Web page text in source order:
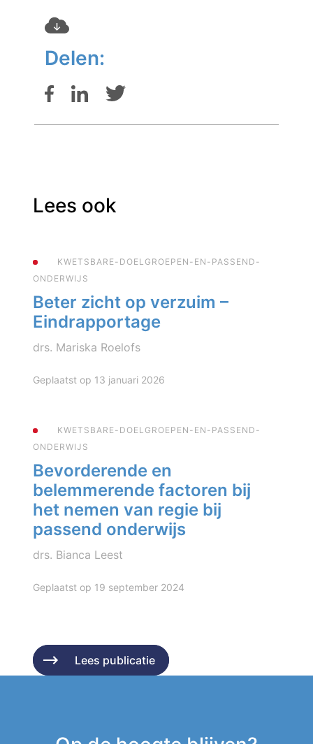
Delen:
Lees ook
KWETSBARE-DOELGROEPEN-EN-PASSEND-
ONDERWIJS
Beter zicht op verzuim –
Eindrapportage
drs. Mariska Roelofs
Geplaatst op 13 januari 2026
Lees publicatie
KWETSBARE-DOELGROEPEN-EN-PASSEND-
ONDERWIJS
Bevorderende en
belemmerende factoren bij
het nemen van regie bij
passend onderwijs
drs. Bianca Leest
Geplaatst op 19 september 2024
Lees publicatie